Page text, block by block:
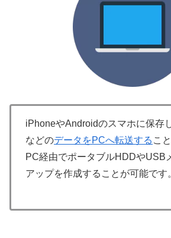
iPhoneやAndroidのスマホに保存
などのデータをPCへ転送する こ
PC経由でポータブルHDDやUSB
アップを作成することが可能です